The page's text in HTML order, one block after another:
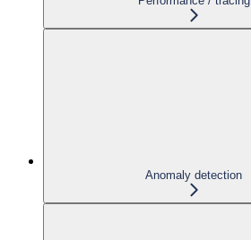
Anomaly detection